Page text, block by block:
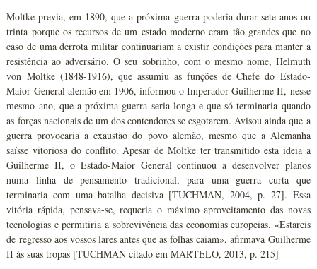
Moltke previa, em 1890, que a próxima guerra poderia durar sete anos ou
trinta porque os recursos de um estado moderno eram tão grandes que no
caso de uma derrota militar continuariam a existir condições para manter a
resistência ao adversário. O seu sobrinho, com o mesmo nome, Helmuth
von Moltke (1848-1916), que assumiu as funções de Chefe do Estado-
Maior General alemão em 1906, informou o Imperador Guilherme II, nesse
mesmo ano, que a próxima guerra seria longa e que só terminaria quando
as forças nacionais de um dos contendores se esgotarem. Avisou ainda que a
guerra provocaria a exaustão do povo alemão, mesmo que a Alemanha
saísse vitoriosa do conflito. Apesar de Moltke ter transmitido esta ideia a
Guilherme II, o Estado-Maior General continuou a desenvolver planos
numa linha de pensamento tradicional, para uma guerra curta que
terminaria com uma batalha decisiva [TUCHMAN, 2004, p. 27]. Essa
vitória rápida, pensava-se, requeria o máximo aproveitamento das novas
tecnologias e permitiria a sobrevivência das economias europeias. «Estareis
de regresso aos vossos lares antes que as folhas caiam», afirmava Guilherme
II às suas tropas [TUCHMAN citado em MARTELO, 2013, p. 215]